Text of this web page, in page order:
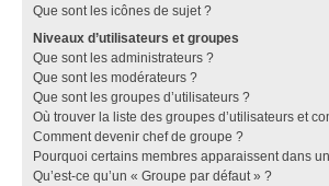
Que sont les icônes de sujet ?
Niveaux d’utilisateurs et groupes
Que sont les administrateurs ?
Que sont les modérateurs ?
Que sont les groupes d’utilisateurs ?
Où trouver la liste des groupes d’utilisateurs et
Comment devenir chef de groupe ?
Pourquoi certains membres apparaissent dans
Qu’est-ce qu’un « Groupe par défaut » ?